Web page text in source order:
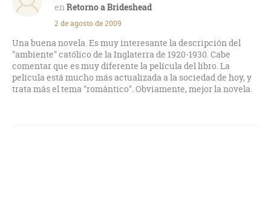
Muchas veces recordando este libro se pierde de vista cómo
comienza, recordando la época desde la II Guerra Mundial,
por lo que es en sí una comparación entre la vida antes y
durante la guerra.
Retorno a Brideshead
2 de agosto de 2009
Una buena novela. Es muy interesante la descripción del
"ambiente" católico de la Inglaterra de 1920-1930. Cabe
comentar que es muy diferente la película del libro. La
película está mucho más actualizada a la sociedad de hoy, y
trata más el tema "romántico". Obviamente, mejor la novela.